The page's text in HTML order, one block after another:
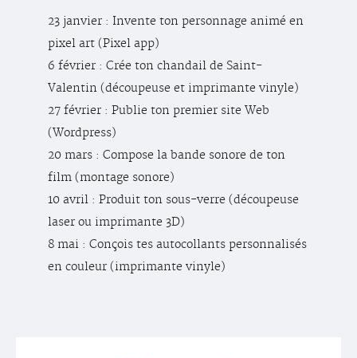
23 janvier : Invente ton personnage animé en
pixel art (Pixel app)
6 février : Crée ton chandail de Saint-
Valentin (découpeuse et imprimante vinyle)
27 février : Publie ton premier site Web
(Wordpress)
20 mars : Compose la bande sonore de ton
film (montage sonore)
10 avril : Produit ton sous-verre (découpeuse
laser ou imprimante 3D)
8 mai : Conçois tes autocollants personnalisés
en couleur (imprimante vinyle)